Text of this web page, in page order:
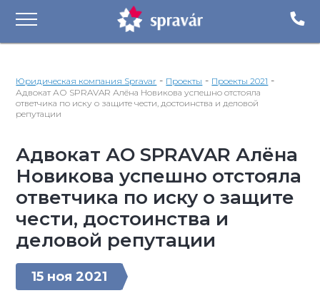
Юридическая компания Spravar - Проекты - Проекты 2021 -
Адвокат АО SPRAVAR Алёна Новикова успешно отстояла
ответчика по иску о защите чести, достоинства и деловой
репутации
Адвокат АО SPRAVAR Алёна
Новикова успешно отстояла
ответчика по иску о защите
чести, достоинства и
деловой репутации
15 ноя 2021